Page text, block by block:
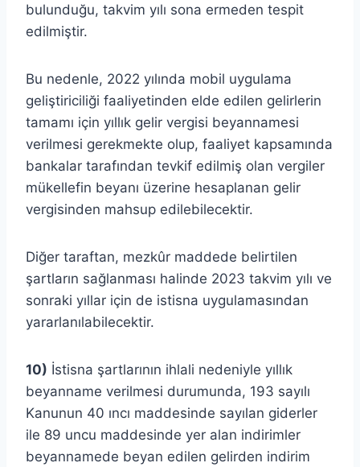
bulunduğu, takvim yılı sona ermeden tespit
edilmiştir.
Bu nedenle, 2022 yılında mobil uygulama
geliştiriciliği faaliyetinden elde edilen gelirlerin
tamamı için yıllık gelir vergisi beyannamesi
verilmesi gerekmekte olup, faaliyet kapsamında
bankalar tarafından tevkif edilmiş olan vergiler
mükellefin beyanı üzerine hesaplanan gelir
vergisinden mahsup edilebilecektir.
Diğer taraftan, mezkûr maddede belirtilen
şartların sağlanması halinde 2023 takvim yılı ve
sonraki yıllar için de istisna uygulamasından
yararlanılabilecektir.
10) İstisna şartlarının ihlali nedeniyle yıllık
beyanname verilmesi durumunda, 193 sayılı
Kanunun 40 ıncı maddesinde sayılan giderler
ile 89 uncu maddesinde yer alan indirimler
beyannamede beyan edilen gelirden indirim